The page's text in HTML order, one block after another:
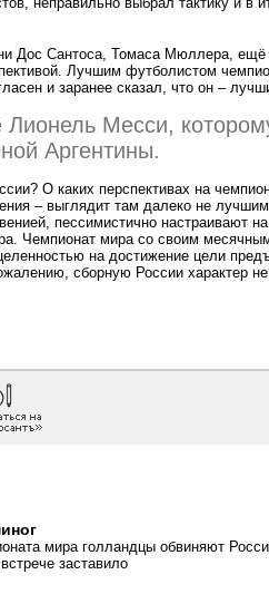
Дос Сантоса, Томаса Мюллера, ещё
Лучшим футболистом
и заранее сказал, что он –
Месси,
Аргентины.
О каких перспективах на
– выглядит там далеко не
пессимистично настраивают
Чемпионат мира со своим
на достижение цели
сборную России характер не
мира голландцы обвиняют
заставило